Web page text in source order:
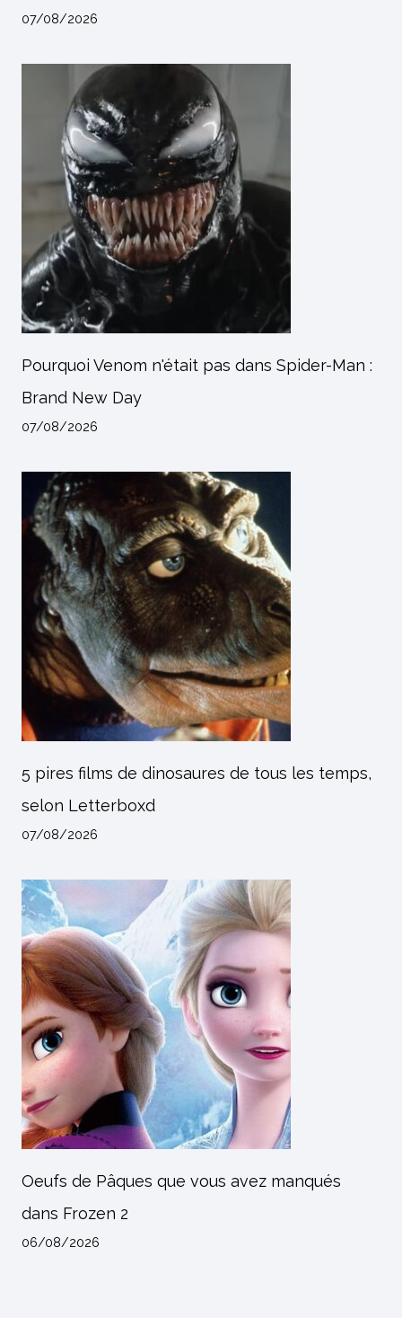
07/08/2026
Pourquoi Venom n'était pas dans Spider-Man :
Brand New Day
07/08/2026
5 pires films de dinosaures de tous les temps,
selon Letterboxd
07/08/2026
Oeufs de Pâques que vous avez manqués
dans Frozen 2
06/08/2026